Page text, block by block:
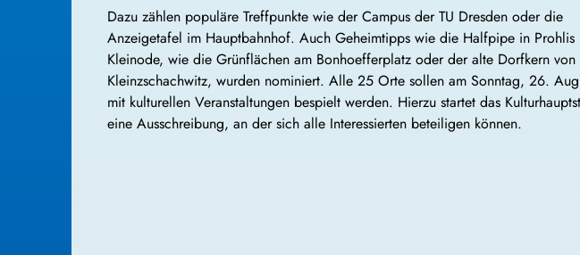
Dazu zählen populäre Treffpunkte wie der Campus der TU Dresden oder die
Anzeigetafel im Hauptbahnhof. Auch Geheimtipps wie die Halfpipe in Prohlis
Kleinode, wie die Grünflächen am Bonhoefferplatz oder der alte Dorfkern von
Kleinzschachwitz, wurden nominiert. Alle 25 Orte sollen am Sonntag, 26.
mit kulturellen Veranstaltungen bespielt werden. Hierzu startet das
eine Ausschreibung, an der sich alle Interessierten beteiligen können.